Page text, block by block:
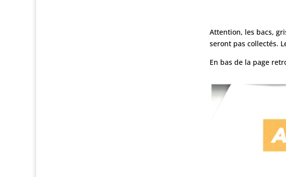
Attention, les bacs,
seront pas collectés.
En bas de la page